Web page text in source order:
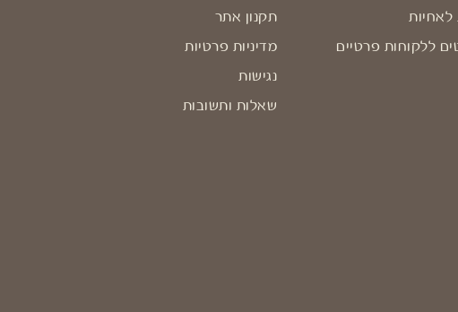
לאחיות
ללקוחות פרטיים
תקנון אתר
מדיניות פרטיות
נגישות
שאלות ותשובות